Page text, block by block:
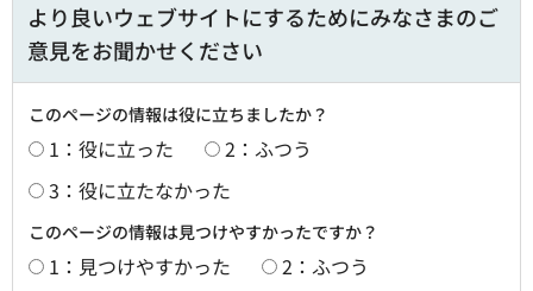
より良いウェブサイトにするためにみなさまのご
意見をお聞かせください
このページの情報は役に立ちましたか？
1：役に立った
2：ふつう
3：役に立たなかった
このページの情報は見つけやすかったですか？
1：見つけやすかった
2：ふつう